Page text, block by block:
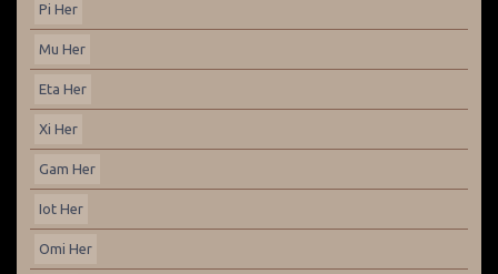
Pi Her
Mu Her
Eta Her
Xi Her
Gam Her
Iot Her
Omi Her